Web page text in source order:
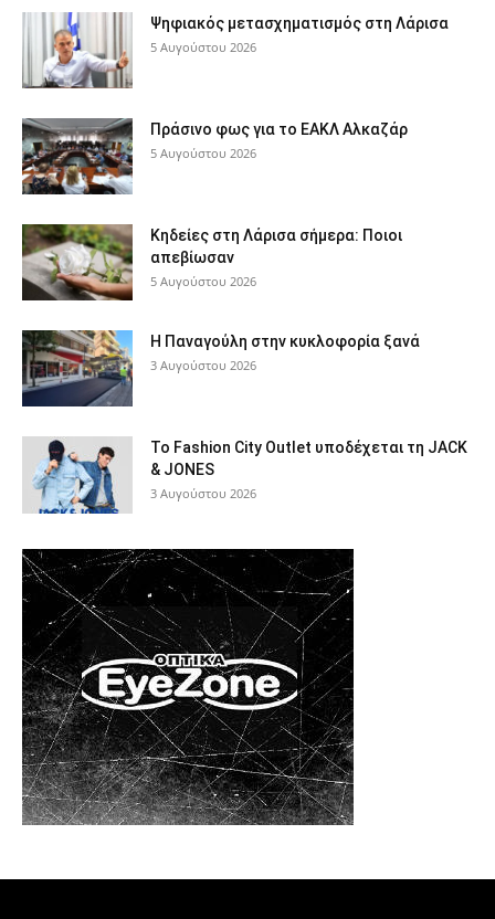
Ψηφιακός μετασχηματισμός στη Λάρισα
5 Αυγούστου 2026
Πράσινο φως για το ΕΑΚΛ Αλκαζάρ
5 Αυγούστου 2026
Κηδείες στη Λάρισα σήμερα: Ποιοι
απεβίωσαν
5 Αυγούστου 2026
Η Παναγούλη στην κυκλοφορία ξανά
3 Αυγούστου 2026
Το Fashion City Outlet υποδέχεται τη JACK
& JONES
3 Αυγούστου 2026